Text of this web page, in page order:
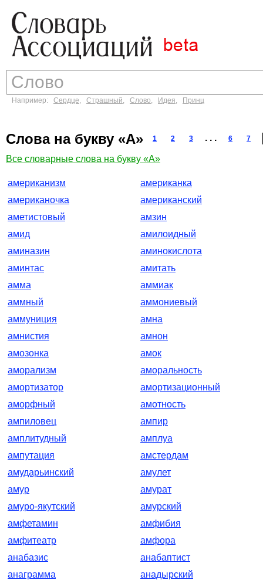
Например: Сердце, Страшный, Слово, Идея, Принц
Слова на букву «А» 1 2 3 . . . 6 7
Все словарные слова на букву «А»
американизм
американка
американочка
американский
аметистовый
амзин
амид
амилоидный
аминазин
аминокислота
аминтас
амитать
амма
аммиак
аммный
аммониевый
аммуниция
амна
амнистия
амнон
амозонка
амок
аморализм
аморальность
амортизатор
амортизационный
аморфный
амотность
ампиловец
ампир
амплитудный
амплуа
ампутация
амстердам
амударьинский
амулет
амур
амурат
амуро-якутский
амурский
амфетамин
амфибия
амфитеатр
амфора
анабазис
анабаптист
анаграмма
анадырский